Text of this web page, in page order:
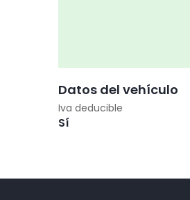
Datos del vehículo
Iva deducible
Sí